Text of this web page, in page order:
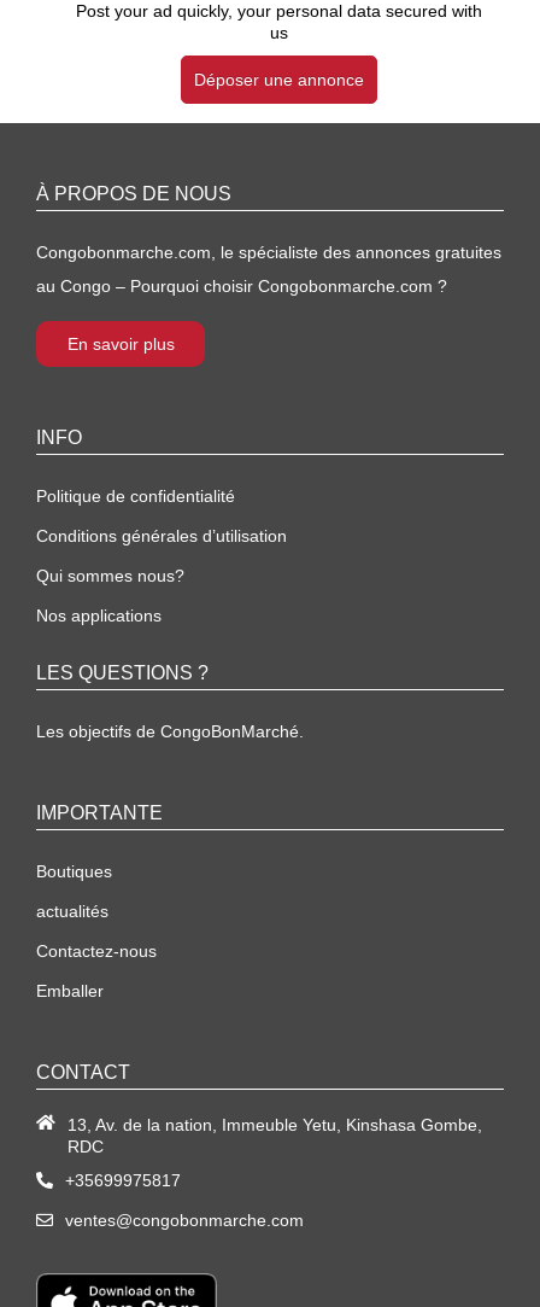
Post your ad quickly, your personal data secured with
us
Déposer une annonce
À PROPOS DE NOUS
Congobonmarche.com, le spécialiste des annonces gratuites
au Congo – Pourquoi choisir Congobonmarche.com ?
En savoir plus
INFO
Politique de confidentialité
Conditions générales d’utilisation
Qui sommes nous?
Nos applications
LES QUESTIONS ?
Les objectifs de CongoBonMarché.
IMPORTANTE
Boutiques
actualités
Contactez-nous
Emballer
CONTACT
13, Av. de la nation, Immeuble Yetu, Kinshasa Gombe,
RDC
+35699975817
ventes@congobonmarche.com